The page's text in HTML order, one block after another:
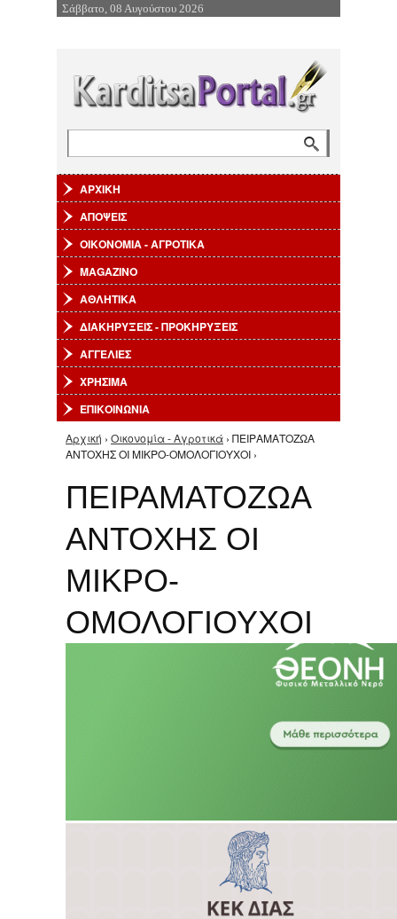
Επιστροφή στην Πλοήγηση
Σάββατο, 08 Αυγούστου 2026
ΑΡΧΙΚΗ
ΑΠΟΨΕΙΣ
ΟΙΚΟΝΟΜΙΑ - ΑΓΡΟΤΙΚΑ
MAGAZINO
ΑΘΛΗΤΙΚΑ
ΔΙΑΚΗΡΥΞΕΙΣ - ΠΡΟΚΗΡΥΞΕΙΣ
ΑΓΓΕΛΙΕΣ
ΧΡΗΣΙΜΑ
ΕΠΙΚΟΙΝΩΝΙΑ
Είστε εδώ
Αρχική › Οικονομία - Αγροτικά › ΠΕΙΡΑΜΑΤΟΖΩΑ
ΑΝΤΟΧΗΣ ΟΙ ΜΙΚΡΟ-ΟΜΟΛΟΓΙΟΥΧΟΙ ›
ΠΕΙΡΑΜΑΤΟΖΩΑ
ΑΝΤΟΧΗΣ ΟΙ
ΜΙΚΡΟ-
ΟΜΟΛΟΓΙΟΥΧΟΙ